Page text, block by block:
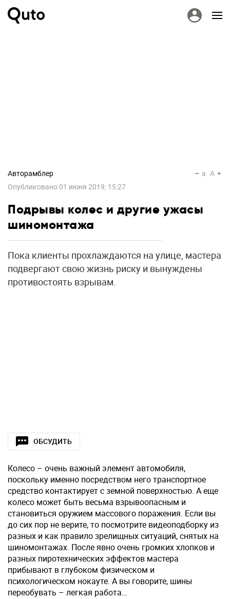
Авторамблер
Опубликовано 01 июня 2019, 15:27
a A
Подрывы колес и другие ужасы
шиномонтажа
Пока клиенты прохлаждаются на улице, мастера
подвергают свою жизнь риску и вынуждены
противостоять взрывам.
ОБСУДИТЬ
Колесо – очень важный элемент автомобиля,
поскольку именно посредством него транспортное
средство контактирует с земной поверхностью. А еще
колесо может быть весьма взрывоопасным и
становиться оружием массового поражения. Если вы
до сих пор не верите, то посмотрите видеоподборку из
разных и как правило зрелищных ситуаций, снятых на
шиномонтажах. После явно очень громких хлопков и
разных пиротехнических эффектов мастера
прибывают в глубоком физическом и
психологическом нокауте. А вы говорите, шины
переобувать – легкая работа…